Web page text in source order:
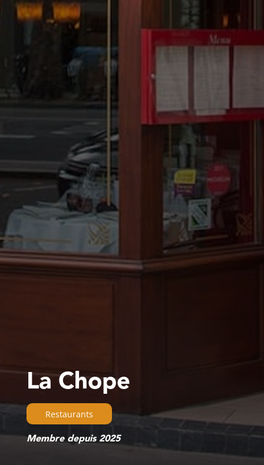
La Chope
Restaurants
Membre depuis 2025